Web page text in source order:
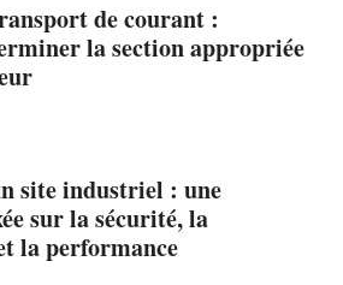
de courant :
la section appropriée
site industriel : une
sur la sécurité, la
la performance